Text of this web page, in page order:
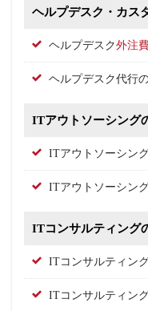
ヘルプデスク・カス
ヘルプデスク外注
ヘルプデスク代行
ITアウトソーシング
ITアウトソーシン
ITアウトソーシン
ITコンサルティング
ITコンサルティン
ITコンサルティン